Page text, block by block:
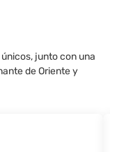
junto con una
de Oriente y